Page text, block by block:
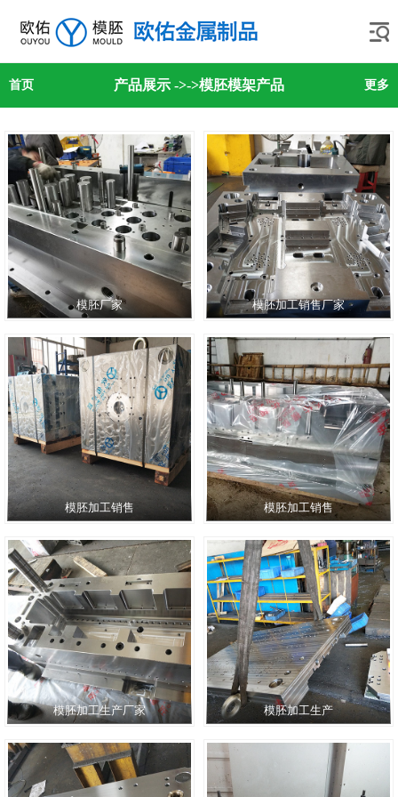
首页 产品展示 ->->模胚模架产品 更多
模胚厂家 模胚加工销售厂家
模胚加工销售 模胚加工销售
模胚加工生产厂家 模胚加工生产